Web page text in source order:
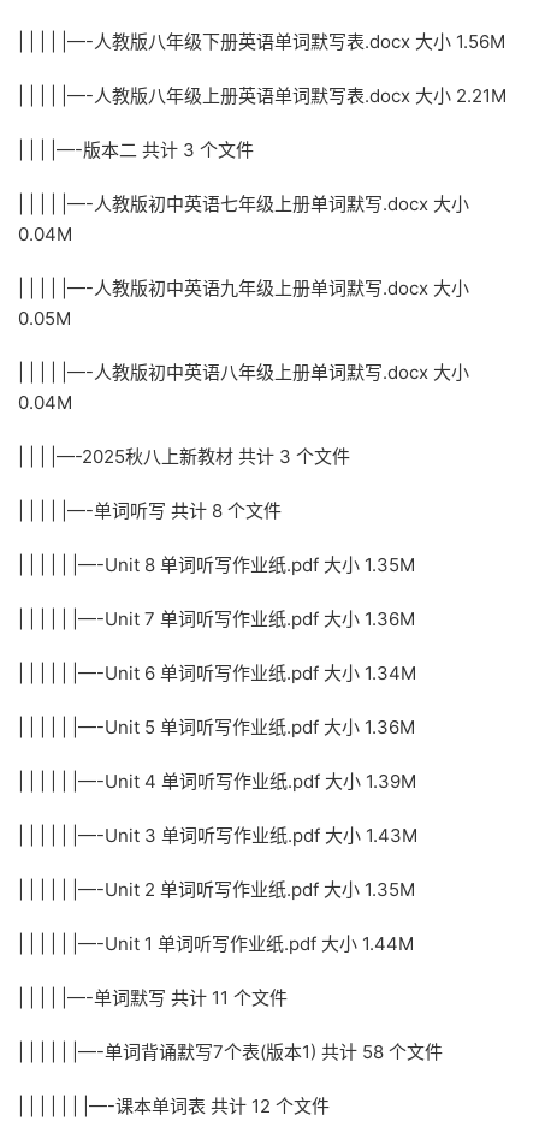
| | | | |—-人教版八年级下册英语单词默写表.docx 大小 1.56M
| | | | |—-人教版八年级上册英语单词默写表.docx 大小 2.21M
| | | |—-版本二 共计 3 个文件
| | | | |—-人教版初中英语七年级上册单词默写.docx 大小
0.04M
| | | | |—-人教版初中英语九年级上册单词默写.docx 大小
0.05M
| | | | |—-人教版初中英语八年级上册单词默写.docx 大小
0.04M
| | | |—-2025秋八上新教材 共计 3 个文件
| | | | |—-单词听写 共计 8 个文件
| | | | | |—-Unit 8 单词听写作业纸.pdf 大小 1.35M
| | | | | |—-Unit 7 单词听写作业纸.pdf 大小 1.36M
| | | | | |—-Unit 6 单词听写作业纸.pdf 大小 1.34M
| | | | | |—-Unit 5 单词听写作业纸.pdf 大小 1.36M
| | | | | |—-Unit 4 单词听写作业纸.pdf 大小 1.39M
| | | | | |—-Unit 3 单词听写作业纸.pdf 大小 1.43M
| | | | | |—-Unit 2 单词听写作业纸.pdf 大小 1.35M
| | | | | |—-Unit 1 单词听写作业纸.pdf 大小 1.44M
| | | | |—-单词默写 共计 11 个文件
| | | | | |—-单词背诵默写7个表(版本1) 共计 58 个文件
| | | | | | |—-课本单词表 共计 12 个文件